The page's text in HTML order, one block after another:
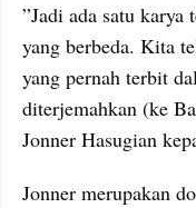
”Jadi ada satu
yang berbeda. Kita
yang pernah terbit
diterjemahkan (ke
Jonner Hasugian
Jonner merupakan